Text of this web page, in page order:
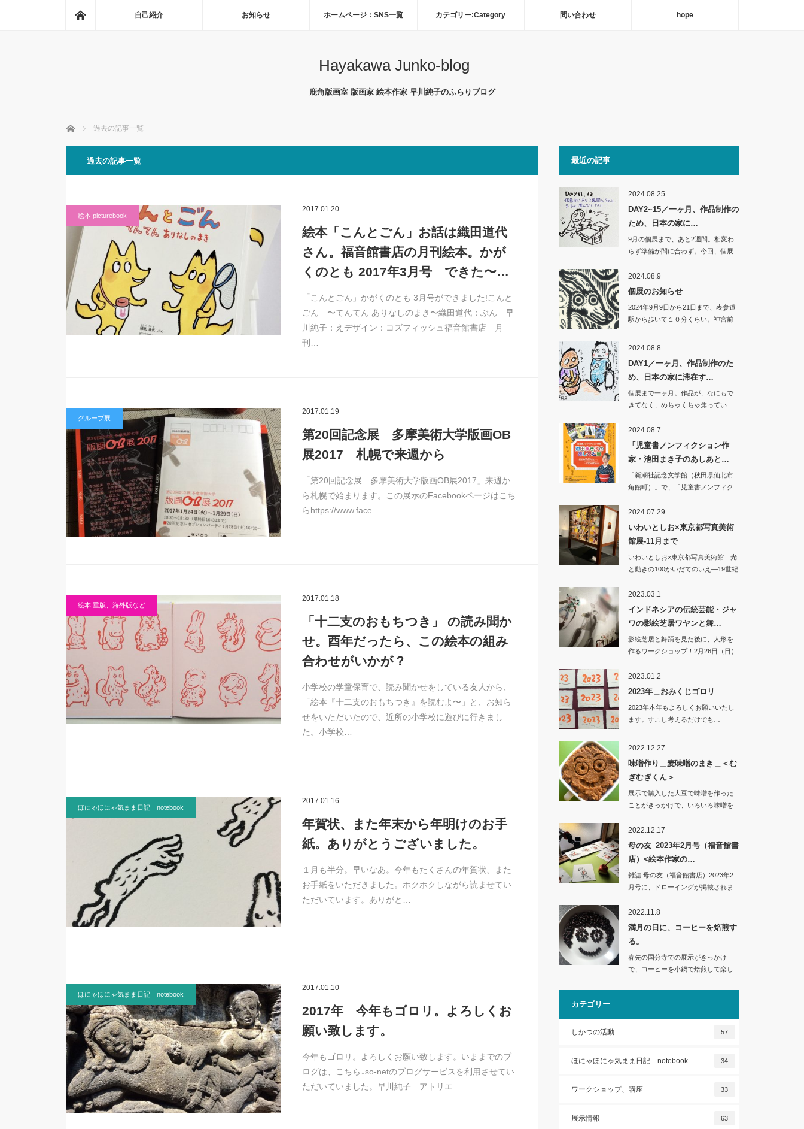
自己紹介 お知らせ ホームページ：SNS一覧 カテゴリー:Category 問い合わせ hope
Hayakawa Junko-blog
鹿角版画室 版画家 絵本作家 早川純子のふらりブログ
ホーム 過去の記事一覧
過去の記事一覧
絵本 picturebook
2017.01.20
絵本「こんとごん」お話は織田道代
さん。福音館書店の月刊絵本。かが
くのとも 2017年3月号 できた〜…
「こんとごん」かがくのとも 3月号ができました!こんと
ごん 〜てんてん ありなしのまき〜織田道代：ぶん 早
川純子：えデザイン：コズフィッシュ福音館書店 月
刊…
グループ展
2017.01.19
第20回記念展 多摩美術大学版画OB
展2017 札幌で来週から
「第20回記念展 多摩美術大学版画OB展2017」来週か
ら札幌で始まります。この展示のFacebookページはこち
らhttps://www.face…
絵本:重版、海外版など
2017.01.18
「十二支のおもちつき」 の読み聞か
せ。酉年だったら、この絵本の組み
合わせがいかが？
小学校の学童保育で、読み聞かせをしている友人から、
「絵本『十二支のおもちつき』を読むよ〜」と、お知ら
せをいただいたので、近所の小学校に遊びに行きまし
た。小学校…
ほにゃほにゃ気まま日記 notebook
2017.01.16
年賀状、また年末から年明けのお手
紙。ありがとうございました。
１月も半分。早いなあ。今年もたくさんの年賀状、また
お手紙をいただきました。ホクホクしながら読ませてい
ただいています。ありがと…
ほにゃほにゃ気まま日記 notebook
2017.01.10
2017年 今年もゴロリ。よろしくお
願い致します。
今年もゴロリ。よろしくお願い致します。いままでのブ
ログは、こちら↓so-netのブログサービスを利用させてい
ただいていました。早川純子 アトリエ…
最近の記事
2024.08.25
DAY2~15／一ヶ月、作品制作の
ため、日本の家に…
9月の個展まで、あと2週間。相変わ
らず準備が間に合わず。今回、個展
2024.08.9
個展のお知らせ
2024年9月9日から21日まで、表参道
駅から歩いて１０分くらい。神宮前
2024.08.8
DAY1／一ヶ月、作品制作のた
め、日本の家に滞在す…
個展まで一ヶ月。作品が、なにもで
きてなく、めちゃくちゃ焦ってい
2024.08.7
「児童書ノンフィクション作
家・池田まき子のあしあと…
「新潮社記念文学館（秋田県仙北市
角館町）」で、「児童書ノンフィク
2024.07.29
いわいとしお×東京都写真美術
館展-11月まで
いわいとしお×東京都写真美術館 光
と動きの100かいだてのいえ―19世紀
2023.03.1
インドネシアの伝統芸能・ジャ
ワの影絵芝居ワヤンと舞…
影絵芝居と舞踊を見た後に、人形を
作るワークショップ！2月26日（日）
2023.01.2
2023年＿おみくじゴロリ
2023年本年もよろしくお願いいたし
ます。すこし考えるだけでも…
2022.12.27
味噌作り＿麦味噌のまき＿＜む
ぎむぎくん＞
展示で購入した大豆で味噌を作った
ことがきっかけで、いろいろ味噌を
2022.12.17
母の友_2023年2月号（福音館書
店）<絵本作家の…
雑誌 母の友（福音館書店）2023年2
月号に、ドローイングが掲載されま
2022.11.8
満月の日に、コーヒーを焙煎す
る。
春先の国分寺での展示がきっかけ
で、コーヒーを小鍋で焙煎して楽し
カテゴリー
しかつの活動 57
ほにゃほにゃ気まま日記 notebook 34
ワークショップ、講座 33
展示情報 63